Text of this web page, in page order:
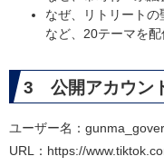
なぜ、リトリートの
など、20テーマを配
3 公開アカウン
ユーザー名：
URL：https://